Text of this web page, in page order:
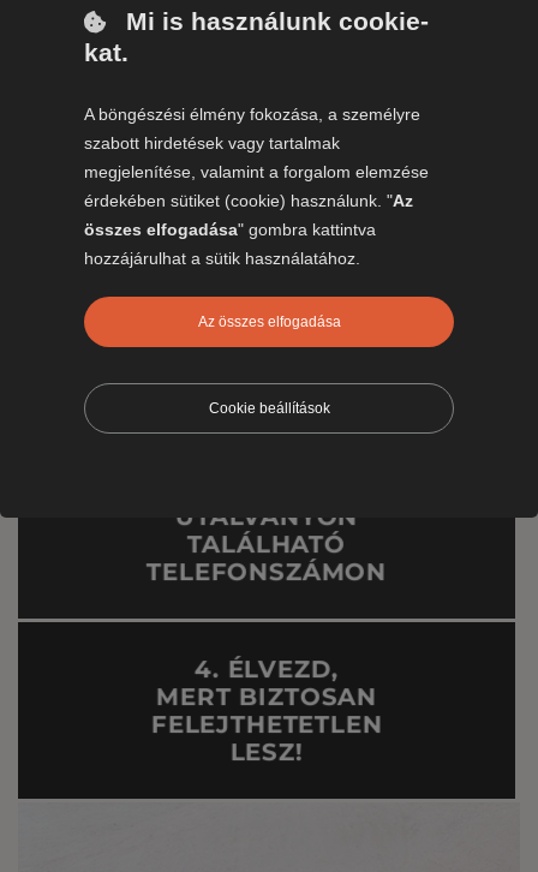
HOGYAN MŰKÖDIK?
1. VÁLASZD KI AZ
ÉLMÉNYT
2. VÁSÁROLD MEG AZ
UTALVÁNYT
(VOUCHERT)
UTALVÁNYON
TALÁLHATÓ
TELEFONSZÁMON
4. ÉLVEZD,
MERT BIZTOSAN
FELEJTHETETLEN
LESZ!
Mi is használunk cookie-
kat.
A böngészési élmény fokozása, a személyre
szabott hirdetések vagy tartalmak
megjelenítése, valamint a forgalom elemzése
érdekében sütiket (cookie) használunk. "Az
összes elfogadása" gombra kattintva
hozzájárulhat a sütik használatához.
Az összes elfogadása
Cookie beállítások